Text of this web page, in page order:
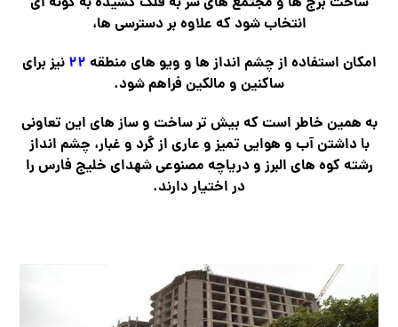
انتخاب شود که علاوه بر دسترسی ها،
امکان استفاده از چشم انداز ها و ویو های منطقه ۲۲ نیز برای
ساکنین و مالکین فراهم شود.
به همین خاطر است که بیش تر ساخت و ساز های این تعاونی
با داشتن آب و هوایی تمیز و عاری از گرد و غبار، چشم انداز
رشته کوه های البرز و دریاچه مصنوعی شهدای خلیج فارس را
در اختیار دارند.